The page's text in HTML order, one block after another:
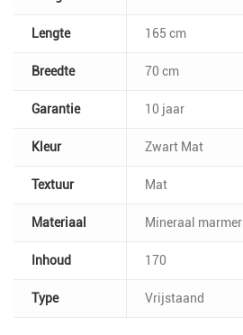
Lengte 165 cm
Breedte 70 cm
Garantie 10 jaar
Kleur Zwart Mat
Textuur Mat
Materiaal Mineraal marmer
Inhoud 170
Type Vrijstaand